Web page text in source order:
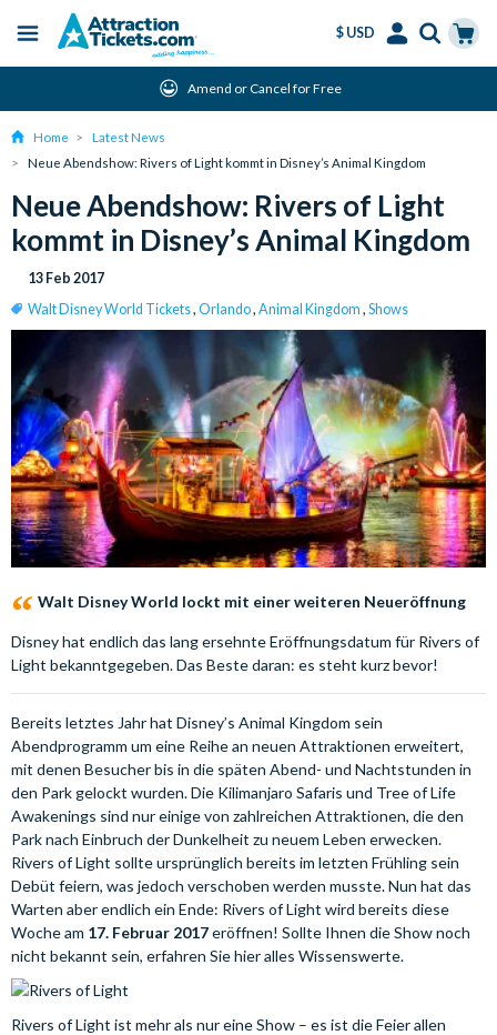
content
Menu
$ USD
Amend or Cancel for Free
Home
Latest News
Neue Abendshow: Rivers of Light kommt in Disney’s Animal Kingdom
Neue Abendshow: Rivers of Light
kommt in Disney’s Animal Kingdom
13 Feb 2017
Walt Disney World Tickets, Orlando, Animal Kingdom , Shows
Walt Disney World lockt mit einer weiteren Neueröffnung
Disney hat endlich das lang ersehnte Eröffnungsdatum für Rivers of
Light bekanntgegeben. Das Beste daran: es steht kurz bevor!
Bereits letztes Jahr hat Disney’s Animal Kingdom sein
Abendprogramm um eine Reihe an neuen Attraktionen erweitert,
mit denen Besucher bis in die späten Abend- und Nachtstunden in
den Park gelockt wurden. Die Kilimanjaro Safaris und Tree of Life
Awakenings sind nur einige von zahlreichen Attraktionen, die den
Park nach Einbruch der Dunkelheit zu neuem Leben erwecken.
Rivers of Light sollte ursprünglich bereits im letzten Frühling sein
Debüt feiern, was jedoch verschoben werden musste. Nun hat das
Warten aber endlich ein Ende: Rivers of Light wird bereits diese
Woche am 17. Februar 2017eröffnen! Sollte Ihnen die Show noch
nicht bekannt sein, erfahren Sie hier alles Wissenswerte.
Rivers of Light ist mehr als nur eine Show – es ist die Feier allen